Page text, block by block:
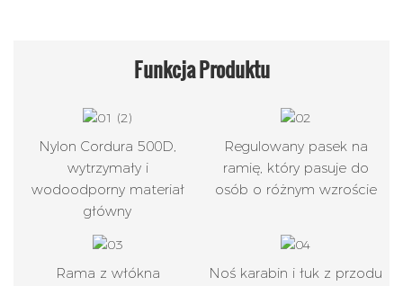
FunkcjaProduktu
Nylon Cordura 500D,
wytrzymały i
wodoodporny materiał
główny
Regulowany pasek na
ramię, który pasuje do
osób o różnym wzroście
Rama z włókna
Noś karabin i łuk z przodu